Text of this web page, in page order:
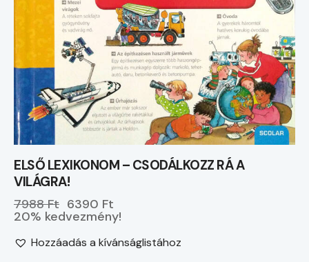
ELSŐ LEXIKONOM – CSODÁLKOZZ RÁ A
VILÁGRA!
7988 Ft 6390 Ft
20% kedvezmény!
Hozzáadás a kívánságlistához